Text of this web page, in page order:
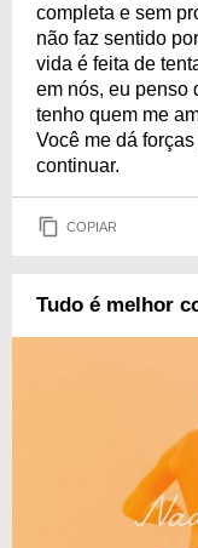
completa e sem
não faz sentido
vida é feita de
em nós, eu penso
tenho quem me
Você me dá
continuar.
COPIAR
Tudo é melhor